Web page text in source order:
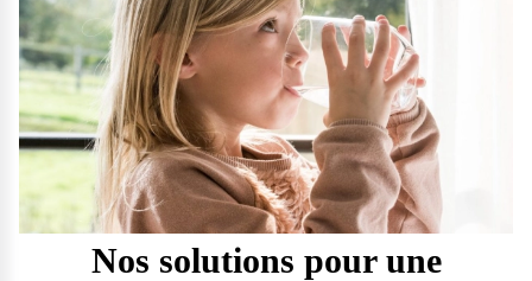
Nos solutions pour une